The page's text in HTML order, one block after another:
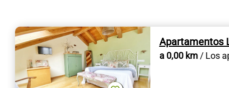
Apartamentos
a 0,00 km/ Los